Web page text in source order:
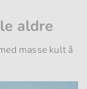
aldre
masse kult å